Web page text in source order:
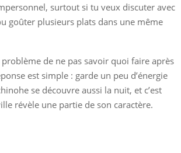
surtout si tu veux discuter avec
goûter plusieurs plats dans une même
de ne pas savoir quoi faire après
est simple : garde un peu d’énergie
se découvre aussi la nuit, et c’est
révèle une partie de son caractère.